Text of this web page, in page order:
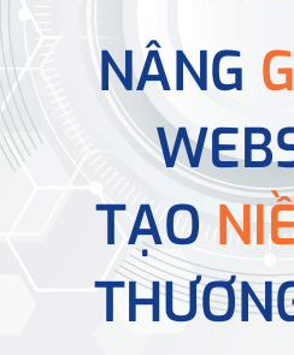
NÂNG
TẠO